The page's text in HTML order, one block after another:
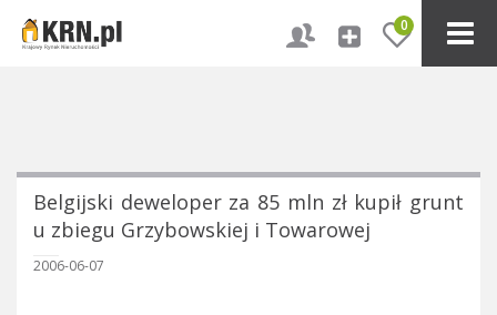
0
Belgijski deweloper za 85 mln zł kupił grunt
u zbiegu Grzybowskiej i Towarowej
2006-06-07